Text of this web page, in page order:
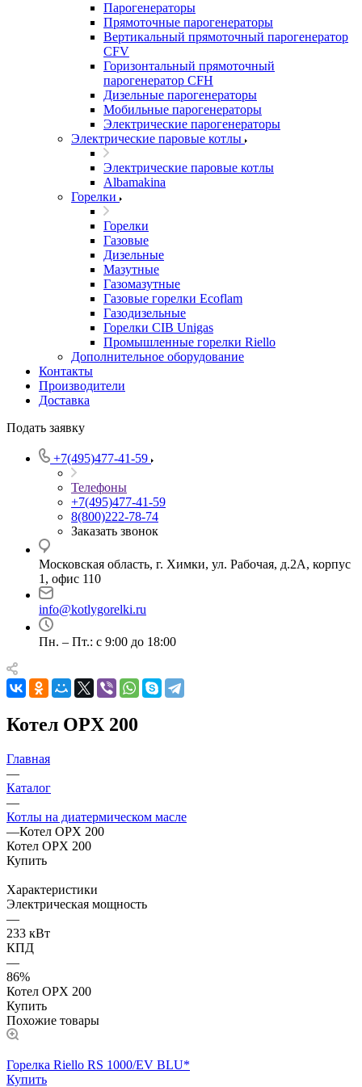
Парогенераторы
Прямоточные парогенераторы
Вертикальный прямоточный парогенератор
CFV
Горизонтальный прямоточный
парогенератор CFH
Дизельные парогенераторы
Мобильные парогенераторы
Электрические парогенераторы
Электрические паровые котлы
Электрические паровые котлы
Albamakina
Горелки
Горелки
Газовые
Дизельные
Мазутные
Газомазутные
Газовые горелки Ecoflam
Газодизельные
Горелки CIB Unigas
Промышленные горелки Riello
Дополнительное оборудование
Контакты
Производители
Доставка
Подать заявку
+7(495)477-41-59
Телефоны
+7(495)477-41-59
8(800)222-78-74
Заказать звонок
Московская область, г. Химки, ул. Рабочая, д.2А, корпус
1, офис 110
info@kotlygorelki.ru
Пн. – Пт.: с 9:00 до 18:00
Котел OPX 200
Главная
—
Каталог
—
Котлы на диатермическом масле
—Котел OPX 200
Котел OPX 200
Купить
Характеристики
Электрическая мощность
—
233 кВт
КПД
—
86%
Котел OPX 200
Купить
Похожие товары
Горелка Riello RS 1000/EV BLU*
Купить